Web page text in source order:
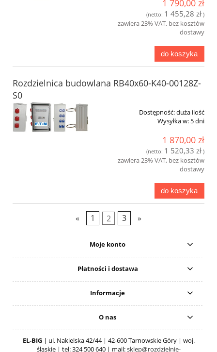
1 790,00 zł
(netto: 1 455,28 zł )
zawiera 23% VAT, bez kosztów
dostawy
do koszyka
Rozdzielnica budowlana RB40x60-K40-00128Z-
S0
Dostępność:duża ilość
Wysyłka w: 5 dni
1 870,00 zł
(netto: 1 520,33 zł )
zawiera 23% VAT, bez kosztów
dostawy
do koszyka
« 1 2 3 »
Moje konto
Płatności i dostawa
Informacje
O nas
EL-BIG| ul. Nakielska 42/44 | 42-600 Tarnowskie Góry | woj.
śląskie | tel: 324 500 640 | mail:sklep@rozdzielnie-